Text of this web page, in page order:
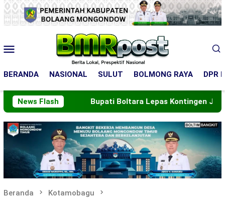
Loncat
ke
konten
Mobile
BERANDA NASIONAL SULUT BOLMONG RAYA DPR
News FlashBupati Boltara Lepas Kontingen Jamnas XII
Beranda Kotamobagu